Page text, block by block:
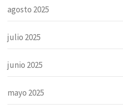
agosto 2025
julio 2025
junio 2025
mayo 2025